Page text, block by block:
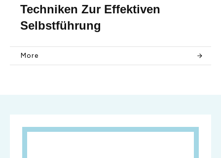
Techniken Zur Effektiven
Selbstführung
More